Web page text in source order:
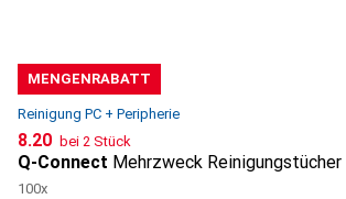
MENGENRABATT
Reinigung PC + Peripherie
CHF
8.20 bei 2 Stück
Q-Connect Mehrzweck Reinigungstücher
100x